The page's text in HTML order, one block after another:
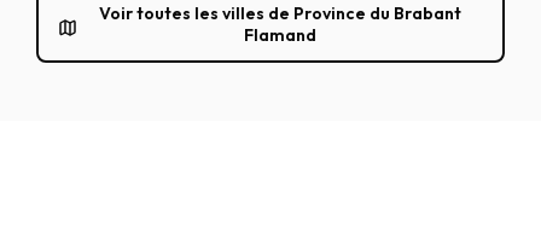
Voir toutes les villes de Province du Brabant
Flamand